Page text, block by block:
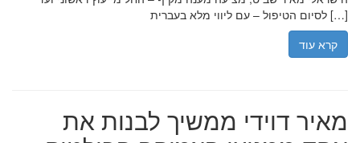
לסיום הטיפול – עם ליווי מלא בעברית […]
קרא עוד
מאיר דוידי ממשיך לבנות את